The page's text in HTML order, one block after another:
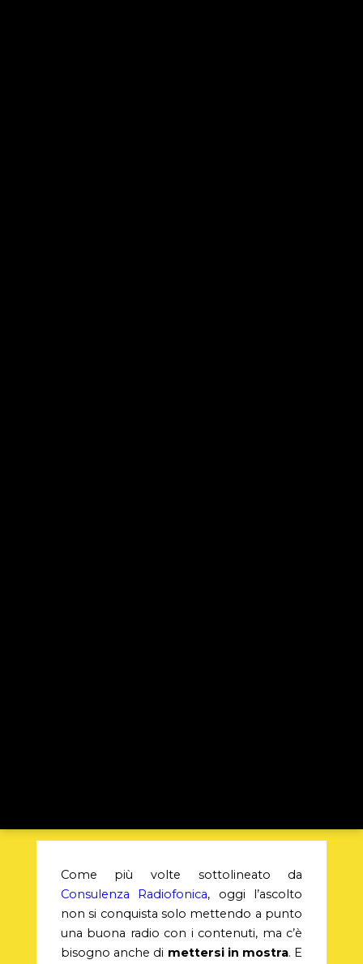
Come più volte sottolineato da
Consulenza Radiofonica, oggi l’ascolto
non si conquista solo mettendo a punto
una buona radio con i contenuti, ma c’è
bisogno anche di mettersi in mostra. E